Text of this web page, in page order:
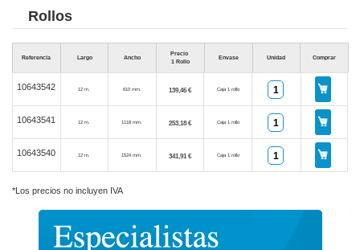
Rollos
Referencia Largo Ancho
Precio
1 Rollo
Envase Unidad Comprar
10643542 12 m. 610 mm. 139,46 € Caja 1 rollo
10643541 12 m. 1118 mm. 253,18 € Caja 1 rollo
10643540 12 m. 1524 mm. 341,91 € Caja 1 rollo
*Los precios no incluyen IVA